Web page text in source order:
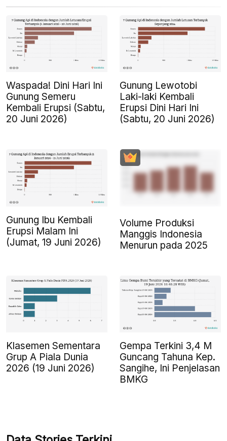
Waspada! Dini Hari Ini
Gunung Semeru
Kembali Erupsi (Sabtu,
20 Juni 2026)
Gunung Lewotobi
Laki-laki Kembali
Erupsi Dini Hari Ini
(Sabtu, 20 Juni 2026)
Gunung Ibu Kembali
Erupsi Malam Ini
(Jumat, 19 Juni 2026)
Volume Produksi
Manggis Indonesia
Menurun pada 2025
Klasemen Sementara
Grup A Piala Dunia
2026 (19 Juni 2026)
Gempa Terkini 3,4 M
Guncang Tahuna Kep.
Sangihe, Ini Penjelasan
BMKG